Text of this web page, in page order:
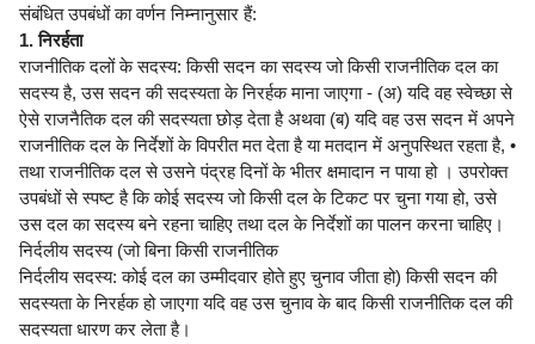
संबंधित उपबंधों का वर्णन निम्नानुसार हैं:
1. निरर्हता
राजनीतिक दलों के सदस्य: किसी सदन का सदस्य जो किसी राजनीतिक दल का
सदस्य है, उस सदन की सदस्यता के निरर्हक माना जाएगा - (अ) यदि वह स्वेच्छा से
ऐसे राजनैतिक दल की सदस्यता छोड़ देता है अथवा (ब) यदि वह उस सदन में अपने
राजनीतिक दल के निर्देशों के विपरीत मत देता है या मतदान में अनुपस्थित रहता है, •
तथा राजनीतिक दल से उसने पंद्रह दिनों के भीतर क्षमादान न पाया हो । उपरोक्त
उपबंधों से स्पष्ट है कि कोई सदस्य जो किसी दल के टिकट पर चुना गया हो, उसे
उस दल का सदस्य बने रहना चाहिए तथा दल के निर्देशों का पालन करना चाहिए।
निर्दलीय सदस्य (जो बिना किसी राजनीतिक
निर्दलीय सदस्य: कोई दल का उम्मीदवार होते हुए चुनाव जीता हो) किसी सदन की
सदस्यता के निरर्हक हो जाएगा यदि वह उस चुनाव के बाद किसी राजनीतिक दल की
सदस्यता धारण कर लेता है।